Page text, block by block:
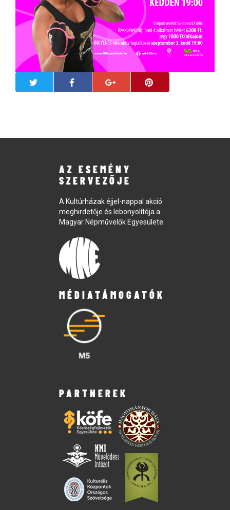
AZ ESEMÉNY
SZERVEZŐJE
A Kultúrházak éjjel-nappal akció
meghirdetője és lebonyolítója a
Magyar Népművelők Egyesülete.
MÉDIATÁMOGATÓK
PARTNEREK